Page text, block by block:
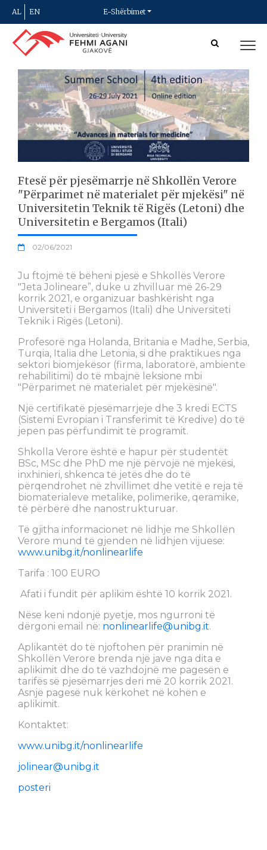
AL EN E-Shërbimet
Ftesë për pjesëmarrje në Shkollën Verore
"Përparimet në materialet për mjekësi" në
Universitetin Teknik të Rigës (Letoni) dhe
Universitetin e Bergamos (Itali)
02/06/2021
Ju ftojmë të bëheni pjesë e Shkollës Verore
"Jeta Jolineare”, duke u zhvilluar më 26-29
korrik 2021, e organizuar bashkërisht nga
Universiteti i Bergamos (Itali) dhe Universiteti
Teknik i Rigës (Letoni).
Profesorë nga Holanda, Britania e Madhe, Serbia,
Turqia, Italia dhe Letonia, si dhe praktikues nga
sektori biomjekësor (firma, laboratorë, ambiente
rehabilitimi) do të mbajnë leksione mbi
"Përparimet në materialet për mjekësinë".
Një certifikatë pjesëmarrjeje dhe 3 kredi ECTS
(Sistemi Evropian i Transferimit të Kredive) do të
jepen pas përfundimit të programit.
Shkolla Verore është e hapur për studentët
BSc, MSc dhe PhD me një përvojë në mjekësi,
inxhinieri, shkenca të jetës dhe do të
përqendrohet në zhvillimet dhe vetitë e reja të
biomaterialeve metalike, polimerike, qeramike,
të përbërë dhe nanostrukturuar.
Të gjitha informacionet në lidhje me Shkollën
Verore mund të gjenden në lidhjen vijuese:
www.unibg.it/nonlinearlife
Tarifa : 100 EURO
Afati i fundit për aplikim është 10 korrik 2021.
Nëse keni ndonjë pyetje, mos ngurroni të
dërgoni email në: nonlinearlife@unibg.it.
Aplikantët do të njoftohen për pranimin në
Shkollën Verore brenda një jave nga dita e
aplikimit dhe do të vazhdojnë me pagesën e
tarifës së pjesëmarrjes deri më 20 korrik 2021.
Asnjë pagesë nuk kërkohet në kohën e
aplikimit.
Kontaktet:
www.unibg.it/nonlinearlife
jolinear@unibg.it
posteri